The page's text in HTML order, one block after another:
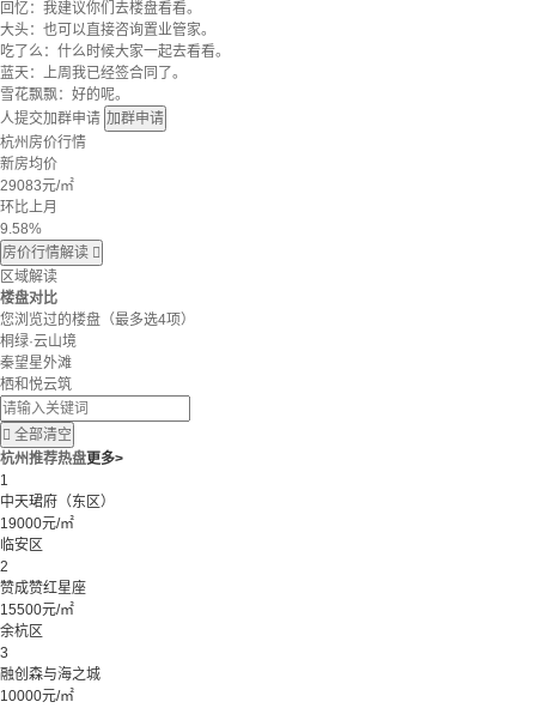
回忆：我建议你们去楼盘看看。
大头：也可以直接咨询置业管家。
吃了么：什么时候大家一起去看看。
蓝天：上周我已经签合同了。
雪花飘飘：好的呢。
人提交加群申请 加群申请
杭州房价行情
新房均价
29083元/㎡
环比上月
9.58%
房价行情解读 
区域解读
楼盘对比
您浏览过的楼盘 （最多选4项）
桐绿·云山境
秦望星外滩
栖和悦云筑
 全部清空
杭州推荐热盘更多>
1
中天珺府（东区）
19000元/㎡
临安区
2
赞成赞红星座
15500元/㎡
余杭区
3
融创森与海之城
10000元/㎡